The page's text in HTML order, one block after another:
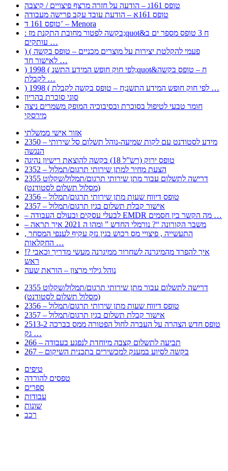
טופס 161ג – הודעה על חזרה מרצף פיצויים / קיצבה
טופס 161א – הודעת עובד עקב פרישה מעבודה
טופס 161 ד’ – Menora
: בקשה לפטור מחובת התקנת מז;quot&ח 3 טופס מספר ים ב
עותקים …
) ( פעמי להקלטת יצירות על מוצרים מכניים – טופס בקשה
לאישור חד …
) 1998 ( לפי חוק חופש המידע התשנ;quot&ח – טופס בקשה
לקבלת …
) 1998 ( לפי חוק חופש המידע התשנ;ח – טופס בקשה לקבלת …
סוגי סוכרת בהריון
חומר טבעי לטיפול בסוכרת ובסיבוכיה המופק משמרים ניצה
מירסקי
אזור אישי ממשלתי
2350 – מידע לסטודנט עם לקות שמיעה-נוהל תשלום סל שירותי
הנגשה
טופס ירוק (רש”ל 18) בקשה להוצאת רישיון נהיגה
2352 – הצעת מחיר למתן שירותי תרגום/תמלול
2355 דרישה לתשלום עבור מתן שירותי תרגום/תמלול/שקלוט
(מסלול תשלום לסטודנט)
2356 – טופס דיווח שעות מתן שירותי תרגום/תמלול
2357 – אישור קבלת תשלום בגין תרגום/תמלול
– לבעלי עסקים ובעולם העבודה EMDR מה הקשר בין חסמים …
– משבר הקורונה “? נורמלי החדש ” ומהו ה 2021 איך תראה
, התעשייה , פיצויי מס רכוש בגין נזק עקיף לענפי המסחר
החקלאות …
!? איך להפרד מהמיגרנה לשחרור ממיגרנה מעשי מדריך וכאבי
ראש
נוהל גילוי מרצון – הוראת שעה
2355 דרישה לתשלום עבור מתן שירותי תרגום/תמלול/שקלוט
(מסלול תשלום לסטודנט)
2356 – טופס דיווח שעות מתן שירותי תרגום/תמלול
2357 – אישור קבלת תשלום בגין תרגום/תמלול
2513-2 טופס חדש הצהרה על העברה לחול הפטורה ממס בברכה
גק …
266 – תביעה לתשלום קצבה מיוחדת לנפגע בעבודה
267 – בקשה לסיוע במענק למכשירים בתכנית השיקום
טיפים
טפסים להורדה
ספרים
עבודות
שונות
רכב